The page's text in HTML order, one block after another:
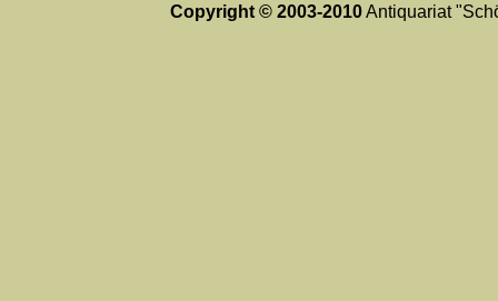
Copyright © 2003-2010Antiquariat